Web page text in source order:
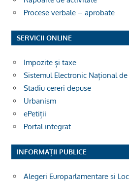
Procese verbale – aprobate
SERVICII ONLINE
Impozite și taxe
Sistemul Electronic Național de
Stadiu cereri depuse
Urbanism
ePetiții
Portal integrat
INFORMAȚII PUBLICE
Alegeri Europarlamentare si